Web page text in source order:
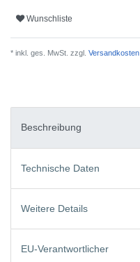
Wunschliste
* inkl. ges. MwSt. zzgl. Versandkosten
Beschreibung
Technische Daten
Weitere Details
EU-Verantwortlicher